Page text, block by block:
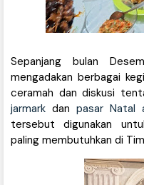
Sepanjang bulan
mengadakan berbagai
ceramah dan diskusi
jarmark dan pasar Natal
tersebut digunakan
paling membutuhkan di